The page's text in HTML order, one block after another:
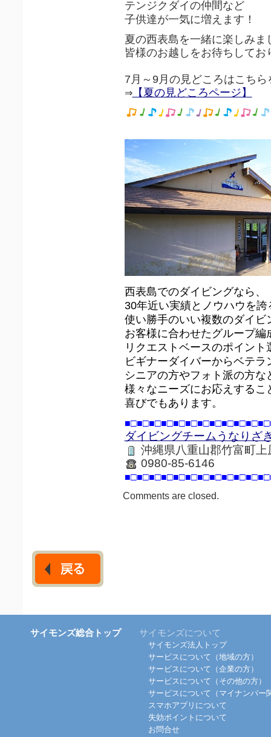
テンジクダイの仲間など
子供達が一気に増えます！
夏の西表島を一緒に楽しみま
皆様のお越しをお待ちしてお
7月～9月の見どころはこち
⇒【夏の見どころページ】
西表島でのダイビングなら、
30年近い実績とノウハウを
使い勝手のいい複数のダイビ
お客様に合わせたグループ編
リクエストベースのポイン
ビギナーダイバーからベテラ
シニアの方やフォト派の方な
様々なニーズにお応えする
喜びでもあります。
ダイビングチームうなりざ
沖縄県八重山郡竹富町
0980-85-6146
Comments are closed.
サイモンズ総合トップ サイモンズについて
サイモンズ法人トップ
サービスについて（地域の方）
サービスについて（企業の方）
サービスについて（その他の方）
サービスについて（マイナンバー
スマホアプリについて
失効ポイントについて
お問合せ